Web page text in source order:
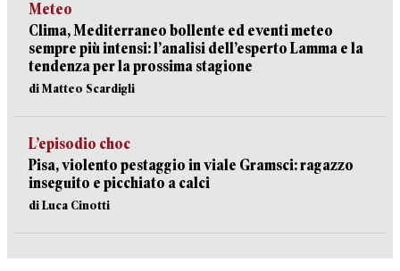
Meteo
Clima, Mediterraneo bollente ed eventi meteo
sempre più intensi: l’analisi dell’esperto Lamma e la
tendenza per la prossima stagione
di Matteo Scardigli
L’episodio choc
Pisa, violento pestaggio in viale Gramsci: ragazzo
inseguito e picchiato a calci
di Luca Cinotti